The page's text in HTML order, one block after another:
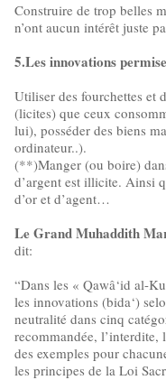
Construire de trop belles
n’ont aucun intérêt juste
5.Les innovations
Utiliser des fourchettes et
(licites) que ceux
lui), posséder des biens
ordinateur..).
(**)Manger (ou boire)
d’argent est illicite. Ainsi
d’or et d’agent…
Le Grand Muhaddith
dit:
“Dans les « Qawâ‘id al-
les innovations (bida‘)
neutralité dans cinq
recommandée, l’interdite,
des exemples pour
les principes de la Loi